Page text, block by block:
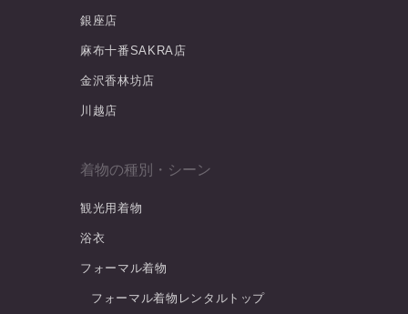
銀座店
麻布十番SAKRA店
金沢香林坊店
川越店
着物の種別・シーン
観光用着物
浴衣
フォーマル着物
フォーマル着物レンタルトップ